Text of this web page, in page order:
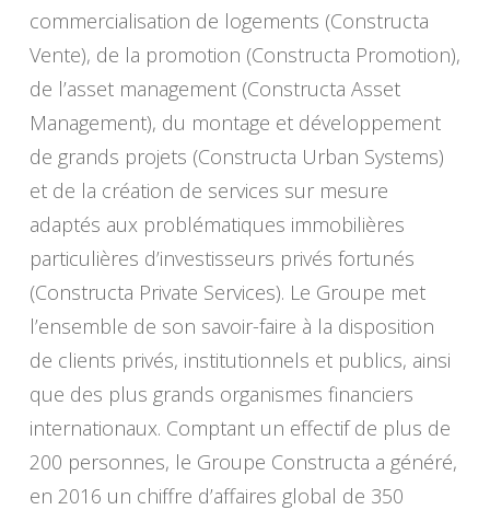
commercialisation de logements (Constructa
Vente), de la promotion (Constructa Promotion),
de l’asset management (Constructa Asset
Management), du montage et développement
de grands projets (Constructa Urban Systems)
et de la création de services sur mesure
adaptés aux problématiques immobilières
particulières d’investisseurs privés fortunés
(Constructa Private Services). Le Groupe met
l’ensemble de son savoir-faire à la disposition
de clients privés, institutionnels et publics, ainsi
que des plus grands organismes financiers
internationaux. Comptant un effectif de plus de
200 personnes, le Groupe Constructa a généré,
en 2016 un chiffre d’affaires global de 350